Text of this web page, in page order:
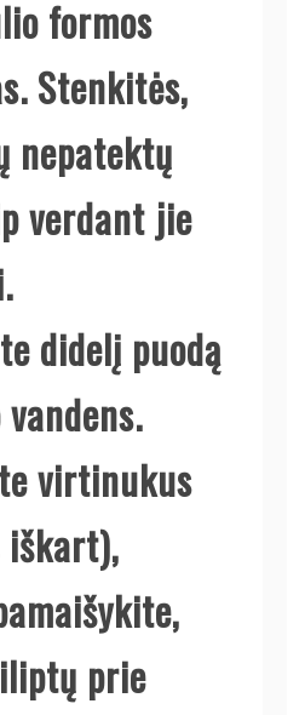
formos
Stenkitės,
nepatektų
verdant jie
didelį puodą
virtinukus
iškart),
prie